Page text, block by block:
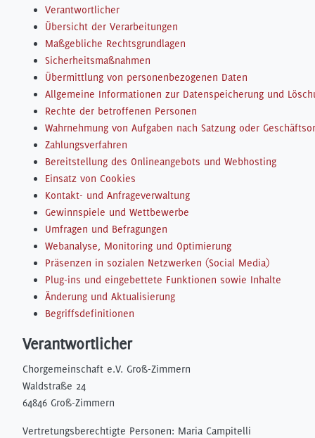
Verantwortlicher
Übersicht der Verarbeitungen
Maßgebliche Rechtsgrundlagen
Sicherheitsmaßnahmen
Übermittlung von personenbezogenen Daten
Allgemeine Informationen zur Datenspeicherung und
Rechte der betroffenen Personen
Wahrnehmung von Aufgaben nach Satzung oder
Zahlungsverfahren
Bereitstellung des Onlineangebots und Webhosting
Einsatz von Cookies
Kontakt- und Anfrageverwaltung
Gewinnspiele und Wettbewerbe
Umfragen und Befragungen
Webanalyse, Monitoring und Optimierung
Präsenzen in sozialen Netzwerken (Social Media)
Plug-ins und eingebettete Funktionen sowie Inhalte
Änderung und Aktualisierung
Begriffsdefinitionen
Verantwortlicher
Chorgemeinschaft e.V. Groß-Zimmern
Waldstraße 24
64846 Groß-Zimmern
Vertretungsberechtigte Personen: Maria Campitelli